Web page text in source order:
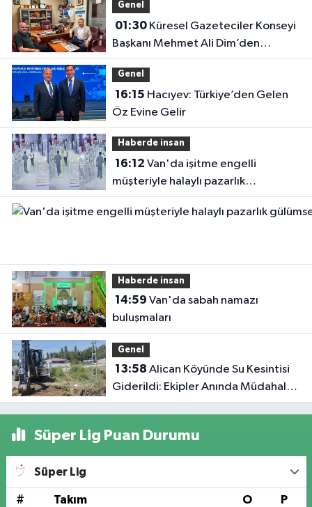
Genel
01:30Küresel Gazeteciler Konseyi
Başkanı Mehmet Ali Dim’den
Gazetemize Ziyaret
Genel
16:15
Öz Evine Gelir
Haberde insan
16:12
müşteriyle halaylı pazarlık
gülümsetti
Haberde insan
14:59
buluşmaları
Genel
13:58
Giderildi: Ekipler Anında Müdahale
Etti
Süper Lig Puan Durumu
Süper Lig
# Takım O P